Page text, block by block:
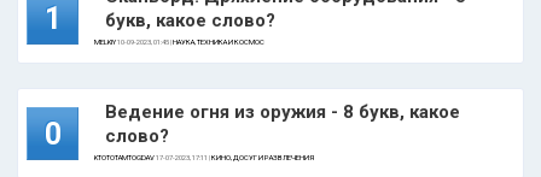
1
букв, какое слово?
MELKIY10-09-2023, 01:45 |НАУКА, ТЕХНИКА И КОСМОС
0
Ведение огня из оружия - 8 букв, какое
слово?
KTOTOTAMTOGDAV17-07-2023, 17:11 |КИНО, ДОСУГ И РАЗВЛЕЧЕНИЯ